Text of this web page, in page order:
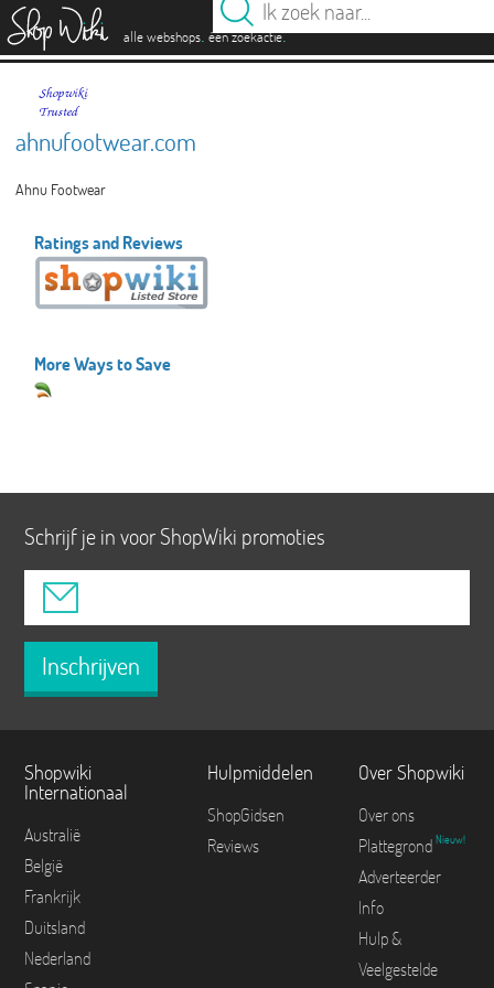
alle webshops. één zoekactie.
ahnufootwear.com
Ahnu Footwear
Ratings and Reviews
More Ways to Save
Schrijf je in voor ShopWiki promoties
Inschrijven
Shopwiki
Internationaal
Australië
België
Frankrijk
Duitsland
Nederland
Hulpmiddelen
ShopGidsen
Reviews
Over Shopwiki
Over ons
Plattegrond Nieuw!
Adverteerder
Info
Hulp &
Veelgestelde